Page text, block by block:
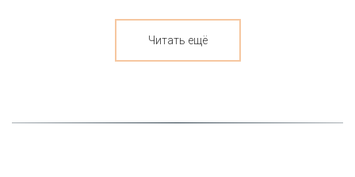
Читать ещё